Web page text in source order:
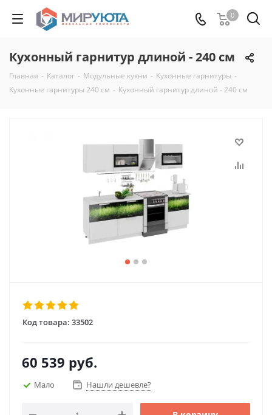
0
Кухонный гарнитур длиной - 240 см
Главная - Каталог - Модульные кухни - Кухонные гарнитуры -
Кухонные гарнитуры 240 см - Кухонный гарнитур длиной - 240 см
Код товара: 33502
60 539 руб.
Мало Нашли дешевле?